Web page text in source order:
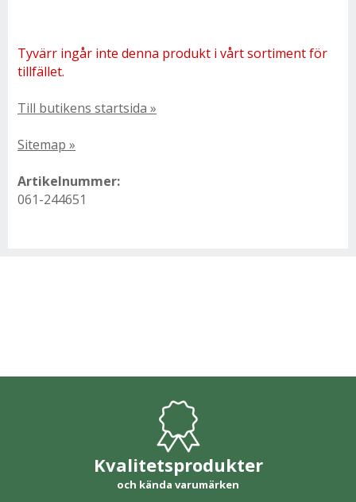
Tyvärr ingår inte denna produkt i vårt sortiment för
tillfället.
Till butikens startsida »
Sitemap »
Artikelnummer:
061-244651
Kvalitetsprodukter
och kända varumärken